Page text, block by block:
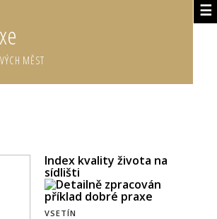
☰
MĚST
Index kvality života na
sídlišti
VSETÍN